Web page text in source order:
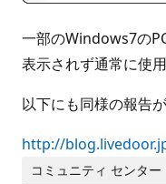
一部のWindows7の
表示されず通常に使用
以下にも同様の報告
http://
コミュニティ センタ